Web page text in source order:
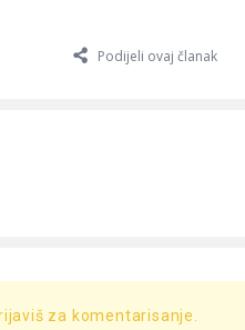
Podijeli ovaj članak
za komentarisanje.